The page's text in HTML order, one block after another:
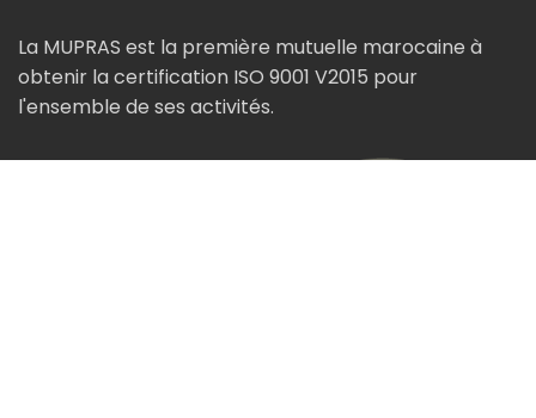
La MUPRAS est la première mutuelle marocaine à
obtenir la certification ISO 9001 V2015 pour
l'ensemble de ses activités.